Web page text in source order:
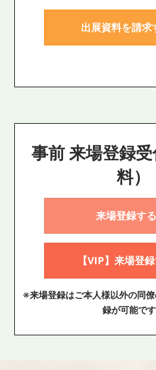
出展資料を請求
事前 来場登録
料）
来場登録す
【VIP】来場登
※来場登録はご本人様以外の同
録が可能です